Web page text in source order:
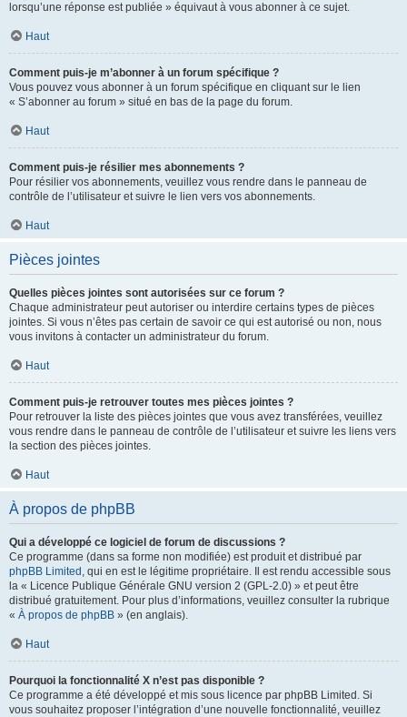
lorsqu’une réponse est publiée » équivaut à vous abonner à ce sujet.
Haut
Comment puis-je m’abonner à un forum spécifique ?
Vous pouvez vous abonner à un forum spécifique en cliquant sur le lien
« S’abonner au forum » situé en bas de la page du forum.
Haut
Comment puis-je résilier mes abonnements ?
Pour résilier vos abonnements, veuillez vous rendre dans le panneau de
contrôle de l’utilisateur et suivre le lien vers vos abonnements.
Haut
Pièces jointes
Quelles pièces jointes sont autorisées sur ce forum ?
Chaque administrateur peut autoriser ou interdire certains types de pièces
jointes. Si vous n’êtes pas certain de savoir ce qui est autorisé ou non, nous
vous invitons à contacter un administrateur du forum.
Haut
Comment puis-je retrouver toutes mes pièces jointes ?
Pour retrouver la liste des pièces jointes que vous avez transférées, veuillez
vous rendre dans le panneau de contrôle de l’utilisateur et suivre les liens vers
la section des pièces jointes.
Haut
À propos de phpBB
Qui a développé ce logiciel de forum de discussions ?
Ce programme (dans sa forme non modifiée) est produit et distribué par
phpBB Limited , qui en est le légitime propriétaire. Il est rendu accessible sous
la « Licence Publique Générale GNU version 2 (GPL-2.0) » et peut être
distribué gratuitement. Pour plus d’informations, veuillez consulter la rubrique
« À propos de phpBB » (en anglais).
Haut
Pourquoi la fonctionnalité X n’est pas disponible ?
Ce programme a été développé et mis sous licence par phpBB Limited. Si
vous souhaitez proposer l’intégration d’une nouvelle fonctionnalité, veuillez